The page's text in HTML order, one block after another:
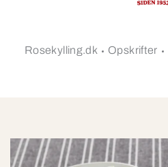
Rosekylling.dk Opskrifter